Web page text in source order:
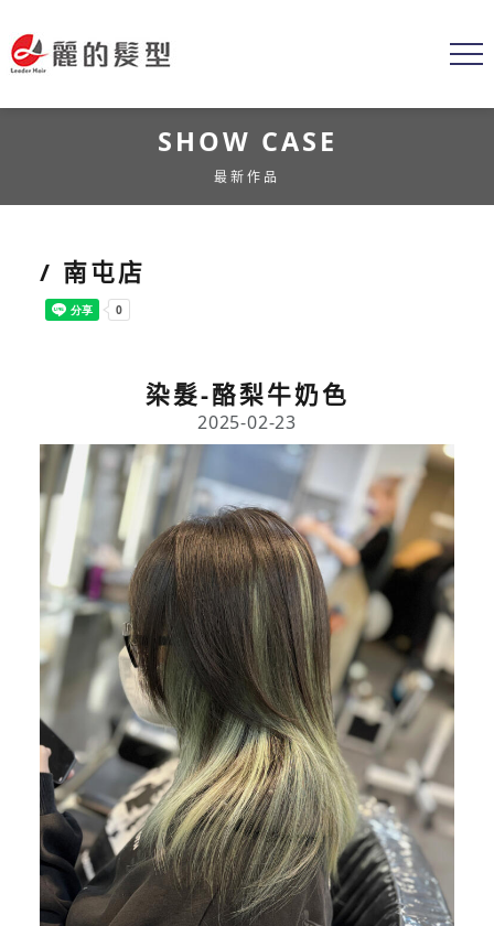
SHOW CASE
最新作品
/ 南屯店
染髮-酪梨牛奶色
2025-02-23